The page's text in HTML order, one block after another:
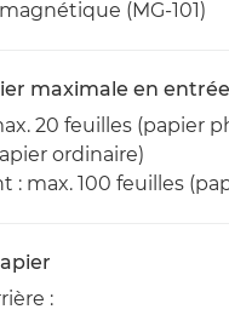
(MG-101)
maximale en entrée
20 feuilles (papier
ordinaire)
: max. 100 feuilles
: